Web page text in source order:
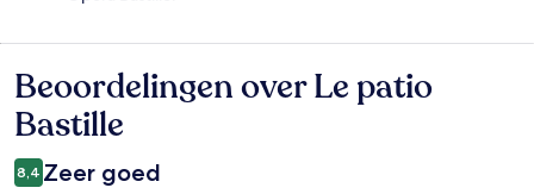
Beoordelingen
Beoordelingen over Le patio
Bastille
8,4 Zeer goed